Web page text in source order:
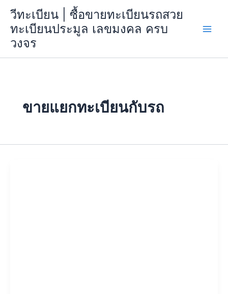
content
วีทะเบียน | ซื้อขายทะเบียนรถสวย
ทะเบียนประมูล เลขมงคล ครบ
วงจร
ขายแยกทะเบียนกับรถ